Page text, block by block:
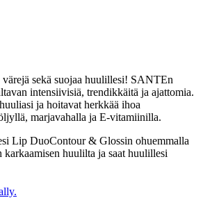
sekä suojaa huulillesi! SANTEn
intensiivisiä, trendikkäitä ja ajattomia.
ja hoitavat herkkää ihoa
marjavahalla ja E-vitamiinilla.
Lip DuoContour & Glossin ohuemmalla
karkaamisen huulilta ja saat huulillesi